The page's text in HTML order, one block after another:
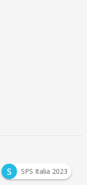
S SPS Italia 2023